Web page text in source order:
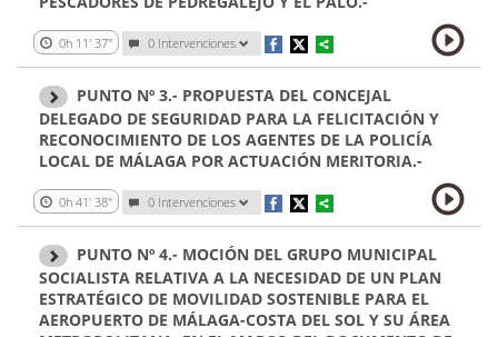
0h 11' 37'' 0 Intervenciones
PUNTO Nº 3.- PROPUESTA DEL CONCEJAL
DELEGADO DE SEGURIDAD PARA LA FELICITACIÓN Y
RECONOCIMIENTO DE LOS AGENTES DE LA POLICÍA
LOCAL DE MÁLAGA POR ACTUACIÓN MERITORIA.-
0h 41' 38'' 0 Intervenciones
PUNTO Nº 4.- MOCIÓN DEL GRUPO MUNICIPAL
SOCIALISTA RELATIVA A LA NECESIDAD DE UN PLAN
ESTRATÉGICO DE MOVILIDAD SOSTENIBLE PARA EL
AEROPUERTO DE MÁLAGA-COSTA DEL SOL Y SU ÁREA